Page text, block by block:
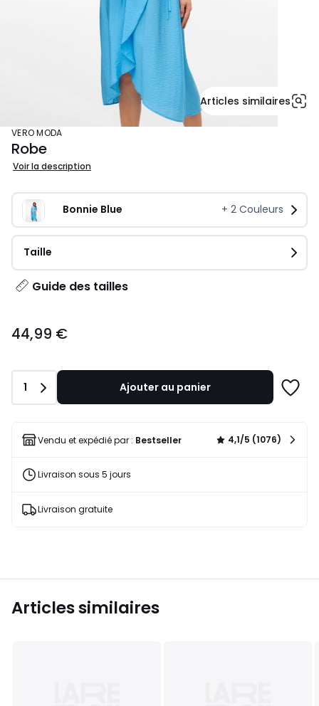
Articles similaires
VERO MODA
Robe
Voir la description
Bonnie Blue + 2 Couleurs
Taille
Guide des tailles
€.
44,99 €
Quantité
1 Ajouter au panier
liste
Vendu et expédié par : Bestseller 4,1/5 (1076)
Livraison sous 5 jours
Livraison gratuite
Articles similaires